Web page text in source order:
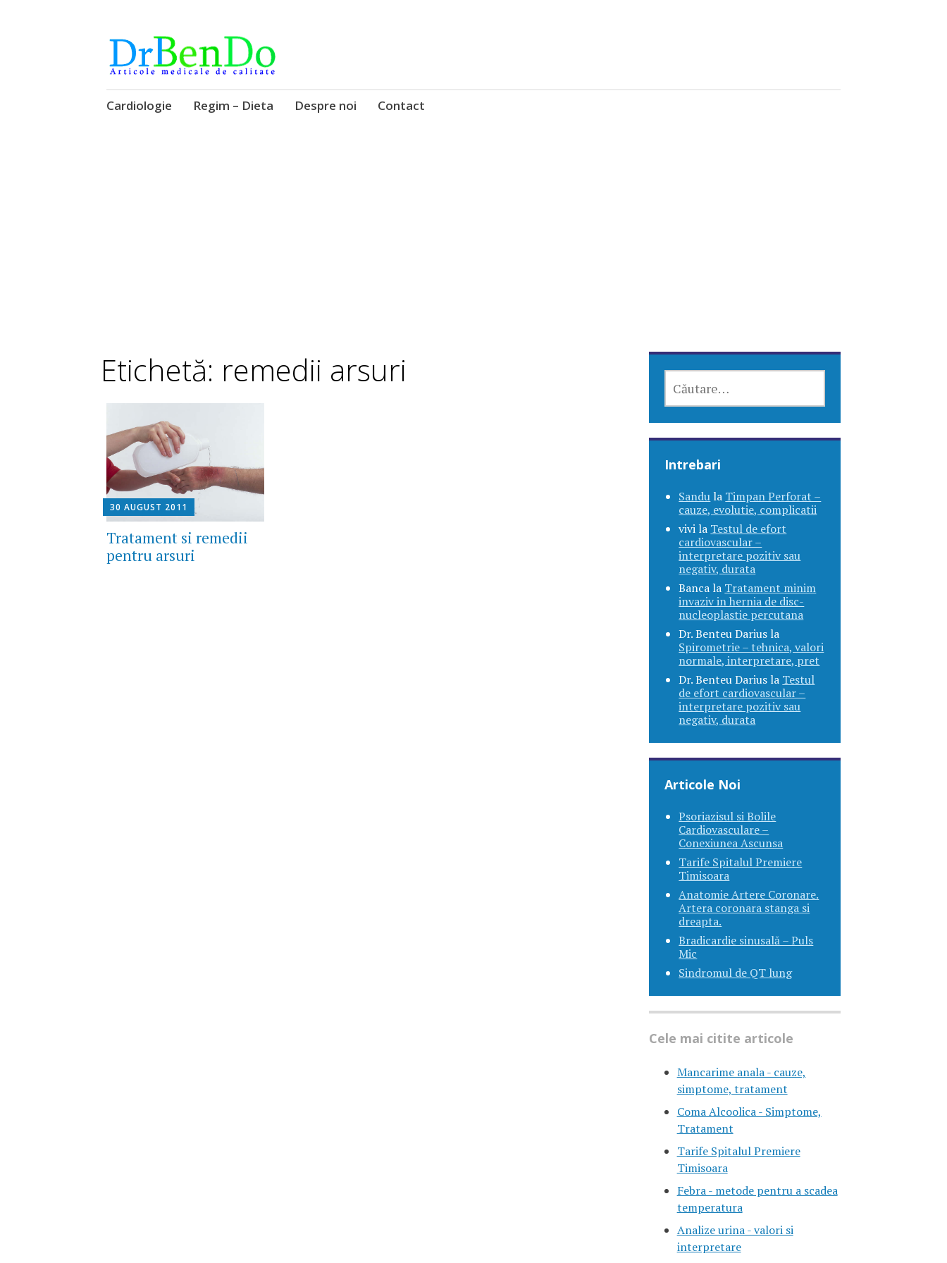
DrBendo.ro
Alimentatia sa iti fie medicatia
Sari
Cardiologie Regim – Dieta Despre noi Contact
Etichetă: remedii arsuri
30 AUGUST 2011
Tratament si remedii
pentru arsuri
DUPĂ:
Intrebari
Sandu la Timpan Perforat –
cauze, evolutie, complicatii
vivi la Testul de efort
cardiovascular –
interpretare pozitiv sau
negativ, durata
Banca la Tratament minim
invaziv in hernia de disc-
nucleoplastie percutana
Dr. Benteu Darius la
Spirometrie – tehnica, valori
normale, interpretare, pret
Dr. Benteu Darius la Testul
de efort cardiovascular –
interpretare pozitiv sau
negativ, durata
Articole Noi
Psoriazisul si Bolile
Cardiovasculare –
Conexiunea Ascunsa
Tarife Spitalul Premiere
Timisoara
Anatomie Artere Coronare.
Artera coronara stanga si
dreapta.
Bradicardie sinusală – Puls
Mic
Sindromul de QT lung
Cele mai citite articole
Mancarime anala - cauze,
simptome, tratament
Coma Alcoolica - Simptome,
Tratament
Tarife Spitalul Premiere
Timisoara
Febra - metode pentru a scadea
temperatura
Analize urina - valori si
interpretare